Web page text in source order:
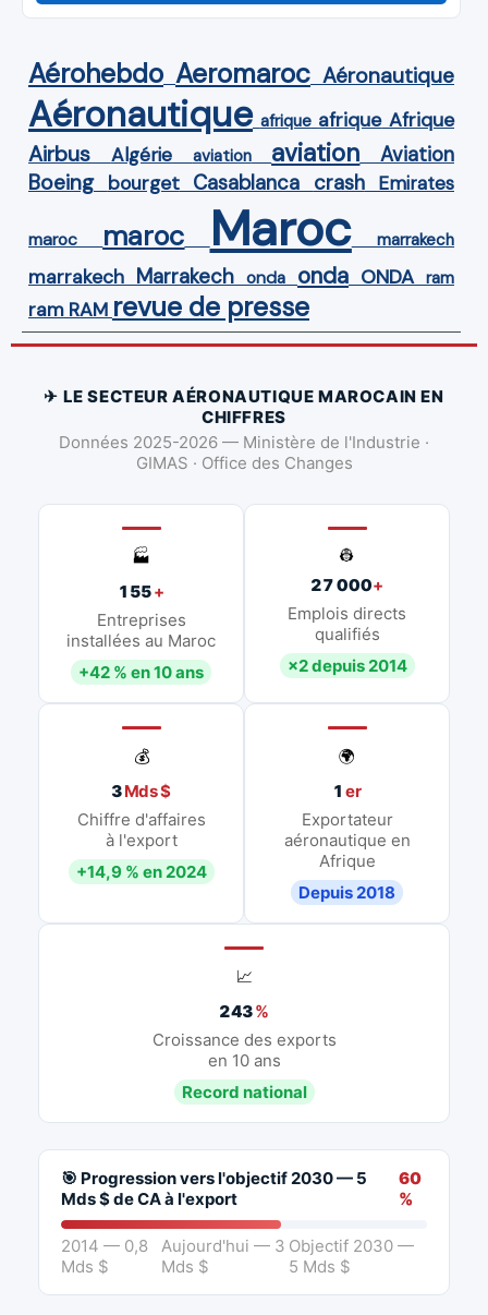
Aérohebdo Aeromaroc Aéronautique
Aéronautique afrique afrique Afrique
Airbus Algérie aviation aviation Aviation
Boeing bourget Casablanca crash Emirates
maroc maroc Maroc marrakech
marrakech Marrakech onda onda ONDA ram
ram RAM revue de presse
✈ LE SECTEUR AÉRONAUTIQUE MAROCAIN EN
CHIFFRES
Données 2025-2026 — Ministère de l'Industrie ·
GIMAS · Office des Changes
🏭
155+
Entreprises
installées au Maroc
+42 % en 10 ans
👷
27 000+
Emplois directs
qualifiés
×2 depuis 2014
💰
3Mds $
Chiffre d'affaires
à l'export
+14,9 % en 2024
🌍
1 er
Exportateur
aéronautique en
Afrique
Depuis 2018
📈
243%
Croissance des exports
en 10 ans
Record national
🎯 Progression vers l'objectif 2030 — 5
Mds $ de CA à l'export
60
%
2014 — 0,8
Mds $
Aujourd'hui — 3
Mds $
Objectif 2030 —
5 Mds $